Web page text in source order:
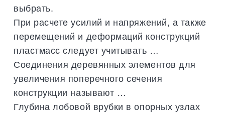
выбрать.
При расчете усилий и напряжений, а также
перемещений и деформаций конструкций
пластмасс следует учитывать …
Соединения деревянных элементов для
увеличения поперечного сечения
конструкции называют …
Глубина лобовой врубки в опорных узлах